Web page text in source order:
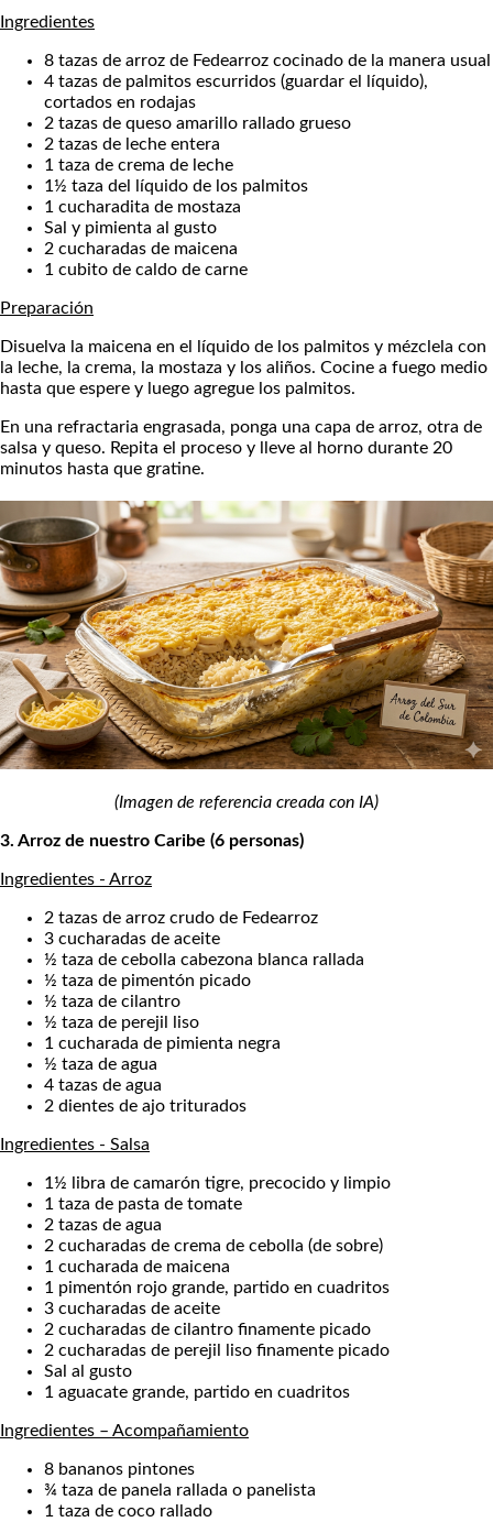
Ingredientes
8 tazas de arroz de Fedearroz cocinado de la manera usual
4 tazas de palmitos escurridos (guardar el líquido),
cortados en rodajas
2 tazas de queso amarillo rallado grueso
2 tazas de leche entera
1 taza de crema de leche
1½ taza del líquido de los palmitos
1 cucharadita de mostaza
Sal y pimienta al gusto
2 cucharadas de maicena
1 cubito de caldo de carne
Preparación
Disuelva la maicena en el líquido de los palmitos y mézclela con
la leche, la crema, la mostaza y los aliños. Cocine a fuego medio
hasta que espere y luego agregue los palmitos.
En una refractaria engrasada, ponga una capa de arroz, otra de
salsa y queso. Repita el proceso y lleve al horno durante 20
minutos hasta que gratine.
(Imagen de referencia creada con IA)
3. Arroz de nuestro Caribe (6 personas)
Ingredientes - Arroz
2 tazas de arroz crudo de Fedearroz
3 cucharadas de aceite
½ taza de cebolla cabezona blanca rallada
½ taza de pimentón picado
½ taza de cilantro
½ taza de perejil liso
1 cucharada de pimienta negra
½ taza de agua
4 tazas de agua
2 dientes de ajo triturados
Ingredientes - Salsa
1½ libra de camarón tigre, precocido y limpio
1 taza de pasta de tomate
2 tazas de agua
2 cucharadas de crema de cebolla (de sobre)
1 cucharada de maicena
1 pimentón rojo grande, partido en cuadritos
3 cucharadas de aceite
2 cucharadas de cilantro finamente picado
2 cucharadas de perejil liso finamente picado
Sal al gusto
1 aguacate grande, partido en cuadritos
Ingredientes – Acompañamiento
8 bananos pintones
¾ taza de panela rallada o panelista
1 taza de coco rallado